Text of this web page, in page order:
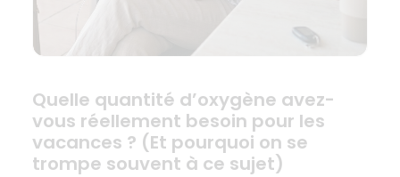
Quelle quantité d’oxygène avez-
vous réellement besoin pour les
vacances ? (Et pourquoi on se
trompe souvent à ce sujet)